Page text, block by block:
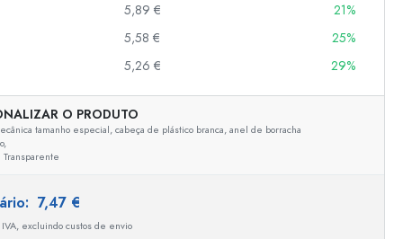
5,89 €
21%
5,58 €
25%
5,26 € 29%
O PRODUTO
tamanho especial, cabeça de plástico branca, anel de borracha
Transparente
7,47 €
excluindo custos de envio